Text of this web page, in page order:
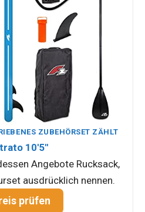
ZUBEHÖRSET ZÄHLT
10'5''
Angebote Rucksack,
ausdrücklich nennen.
prüfen